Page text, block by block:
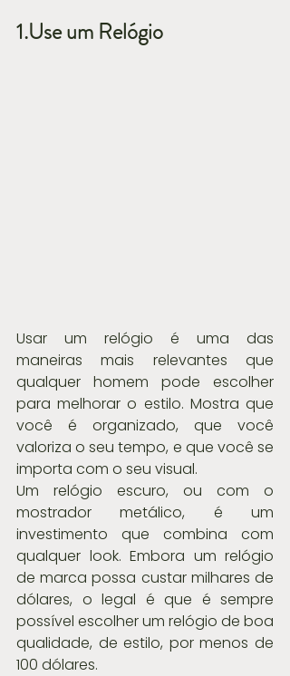
1.Use um Relógio
Usar um relógio é uma das
maneiras mais relevantes que
qualquer homem pode escolher
para melhorar o estilo. Mostra que
você é organizado, que você
valoriza o seu tempo, e que você se
importa com o seu visual.
Um relógio escuro, ou com o
mostrador metálico, é um
investimento que combina com
qualquer look. Embora um relógio
de marca possa custar milhares de
dólares, o legal é que é sempre
possível escolher um relógio de boa
qualidade, de estilo, por menos de
100 dólares.